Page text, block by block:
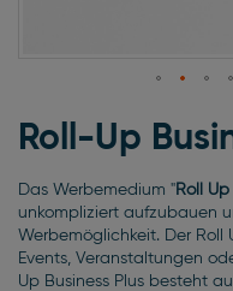
Anfang
der
springen
Roll-Up
Das Werbemedium "Roll
unkompliziert aufzubauen
Werbemöglichkeit. Der Roll
Events, Veranstaltungen
Up Business Plus besteht